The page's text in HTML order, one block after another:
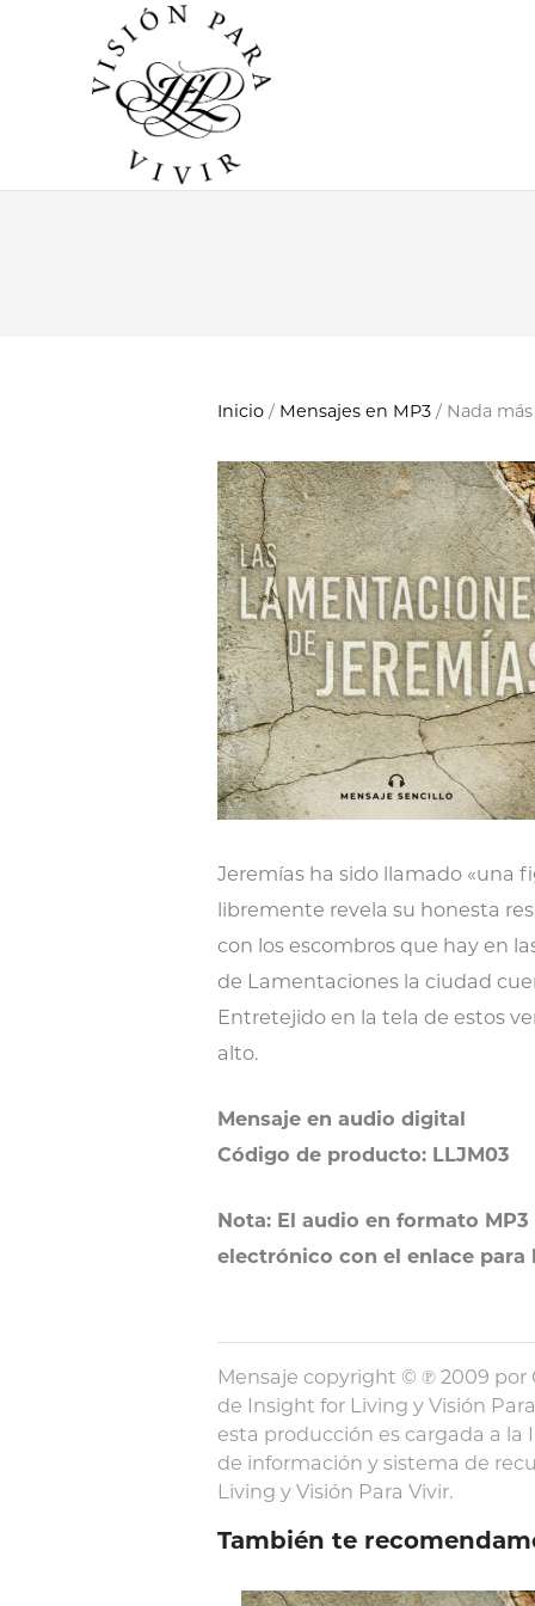
Inicio / Mensajes en MP3 / Nada
Jeremías ha sido llamado «una
libremente revela su honesta
con los escombros que hay en
de Lamentaciones la ciudad
Entretejido en la tela de estos
alto.
Mensaje en audio digital
Código de producto: LLJM03
Nota: El audio en formato
electrónico con el enlace
Mensaje copyright © ℗ 2009 por
de Insight for Living y Visión
esta producción es cargada a
de información y sistema de
Living y Visión Para Vivir.
También te